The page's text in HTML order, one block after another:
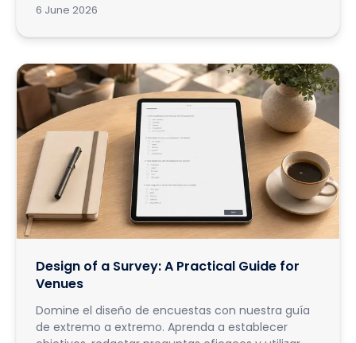
6 June 2026
Design of a Survey: A Practical Guide for
Venues
Domine el diseño de encuestas con nuestra guía
de extremo a extremo. Aprenda a establecer